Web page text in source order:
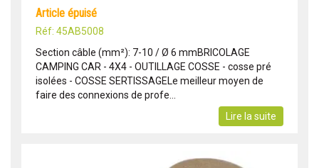
article épuisé
Réf: 45AB5008
Section câble (mm²): 7-10 / Ø 6 mmBRICOLAGE
CAMPING CAR - 4X4 - OUTILLAGE COSSE - cosse pré
isolées - COSSE SERTISSAGELe meilleur moyen de
faire des connexions de profe...
Lire la suite